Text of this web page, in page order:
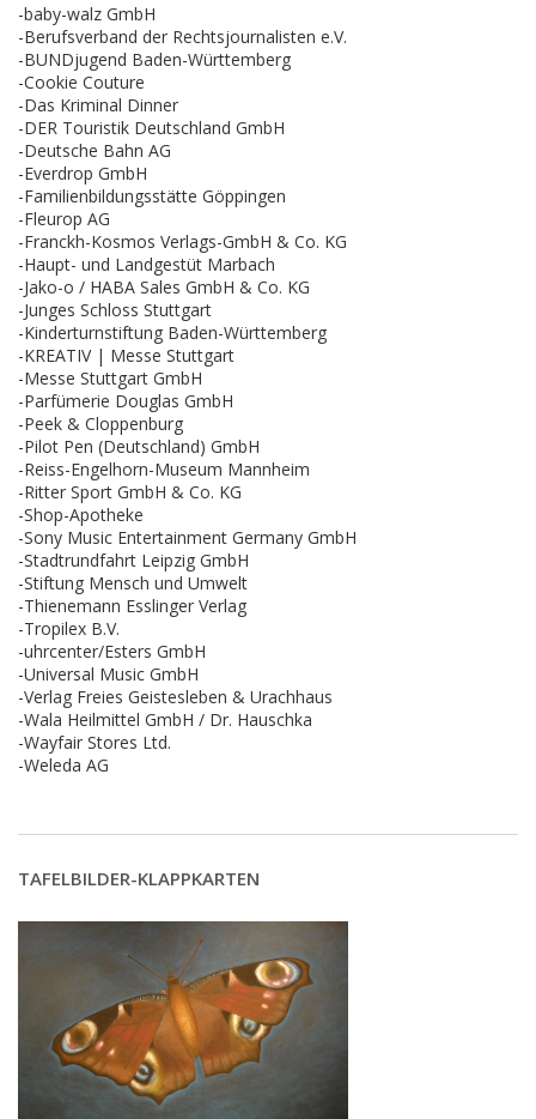
-baby-walz GmbH
-Berufsverband der Rechtsjournalisten e.V.
-BUNDjugend Baden-Württemberg
-Cookie Couture
-Das Kriminal Dinner
-DER Touristik Deutschland GmbH
-Deutsche Bahn AG
-Everdrop GmbH
-Familienbildungsstätte Göppingen
-Fleurop AG
-Franckh-Kosmos Verlags-GmbH & Co. KG
-Haupt- und Landgestüt Marbach
-Jako-o / HABA Sales GmbH & Co. KG
-Junges Schloss Stuttgart
-Kinderturnstiftung Baden-Württemberg
-KREATIV | Messe Stuttgart
-Messe Stuttgart GmbH
-Parfümerie Douglas GmbH
-Peek & Cloppenburg
-Pilot Pen (Deutschland) GmbH
-Reiss-Engelhorn-Museum Mannheim
-Ritter Sport GmbH & Co. KG
-Shop-Apotheke
-Sony Music Entertainment Germany GmbH
-Stadtrundfahrt Leipzig GmbH
-Stiftung Mensch und Umwelt
-Thienemann Esslinger Verlag
-Tropilex B.V.
-uhrcenter/Esters GmbH
-Universal Music GmbH
-Verlag Freies Geistesleben & Urachhaus
-Wala Heilmittel GmbH / Dr. Hauschka
-Wayfair Stores Ltd.
-Weleda AG
TAFELBILDER-KLAPPKARTEN